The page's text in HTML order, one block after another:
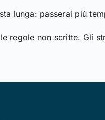
lunga: passerai più
regole non scritte. Gli